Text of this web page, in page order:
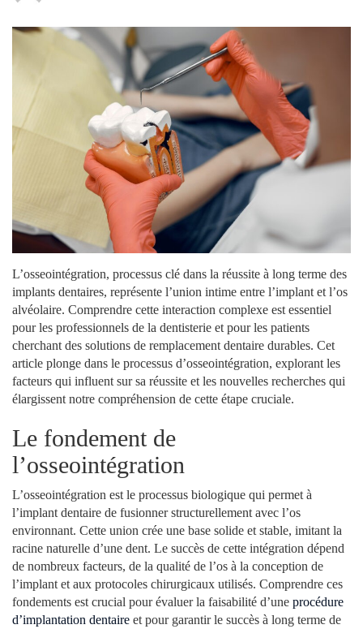
L’osseointégration, processus clé dans la réussite à long terme des
implants dentaires, représente l’union intime entre l’implant et l’os
alvéolaire. Comprendre cette interaction complexe est essentiel
pour les professionnels de la dentisterie et pour les patients
cherchant des solutions de remplacement dentaire durables. Cet
article plonge dans le processus d’osseointégration, explorant les
facteurs qui influent sur sa réussite et les nouvelles recherches qui
élargissent notre compréhension de cette étape cruciale.
Le fondement de
l’osseointégration
L’osseointégration est le processus biologique qui permet à
l’implant dentaire de fusionner structurellement avec l’os
environnant. Cette union crée une base solide et stable, imitant la
racine naturelle d’une dent. Le succès de cette intégration dépend
de nombreux facteurs, de la qualité de l’os à la conception de
l’implant et aux protocoles chirurgicaux utilisés. Comprendre ces
fondements est crucial pour évaluer la faisabilité d’une procédure
d’implantation dentaire et pour garantir le succès à long terme de